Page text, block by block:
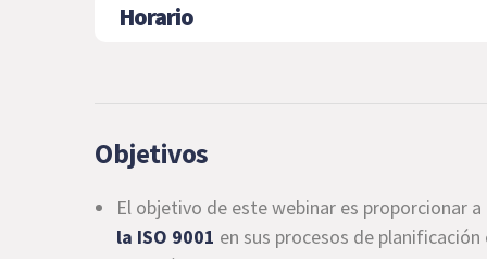
Horario
Objetivos
El objetivo de este webinar es proporcionar
la ISO 9001 en sus procesos de